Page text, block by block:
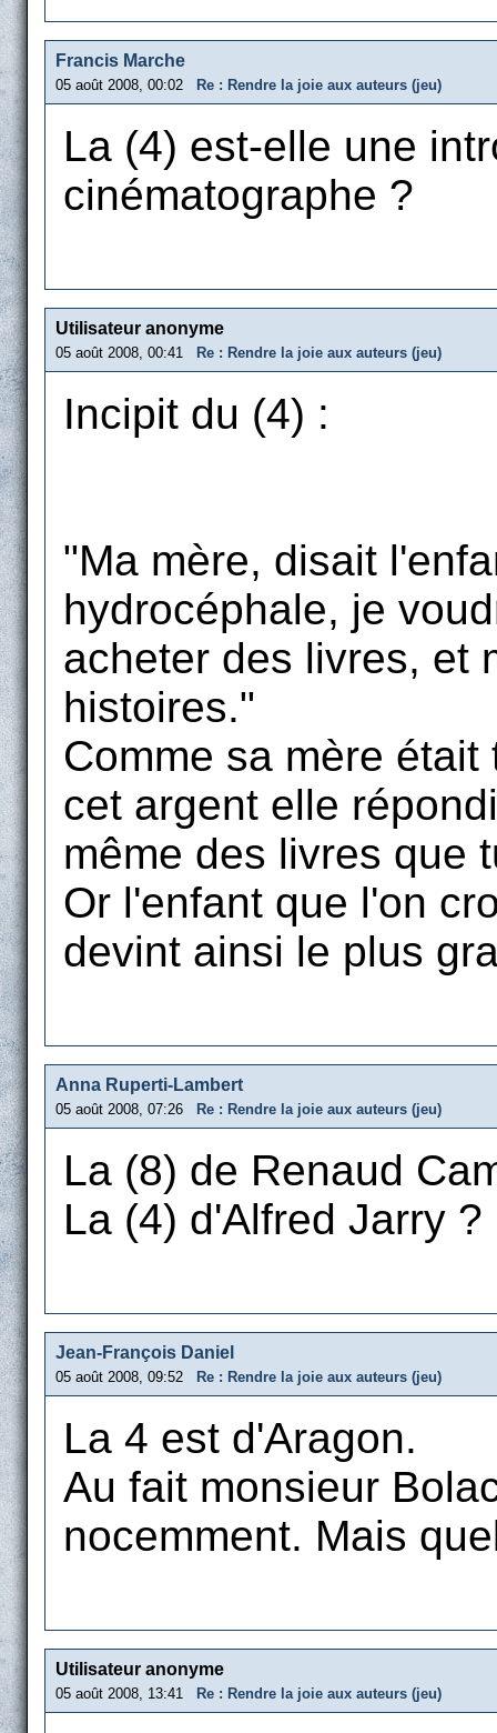
Francis Marche
05 août 2008, 00:02 Re : Rendre la joie aux auteurs (jeu)
La (4) est-elle une
cinématographe ?
Utilisateur anonyme
05 août 2008, 00:41 Re : Rendre la joie aux auteurs (jeu)
Incipit du (4) :
"Ma mère, disait
hydrocéphale, je
acheter des livres, et
histoires."
Comme sa mère
cet argent elle
même des livres que
Or l'enfant que l'on
devint ainsi le plus
Anna Ruperti-Lambert
05 août 2008, 07:26 Re : Rendre la joie aux auteurs (jeu)
La (8) de Renaud
La (4) d'Alfred Jarry ?
Jean-François Daniel
05 août 2008, 09:52 Re : Rendre la joie aux auteurs (jeu)
La 4 est d'Aragon.
Au fait monsieur
nocemment. Mais
Utilisateur anonyme
05 août 2008, 13:41 Re : Rendre la joie aux auteurs (jeu)